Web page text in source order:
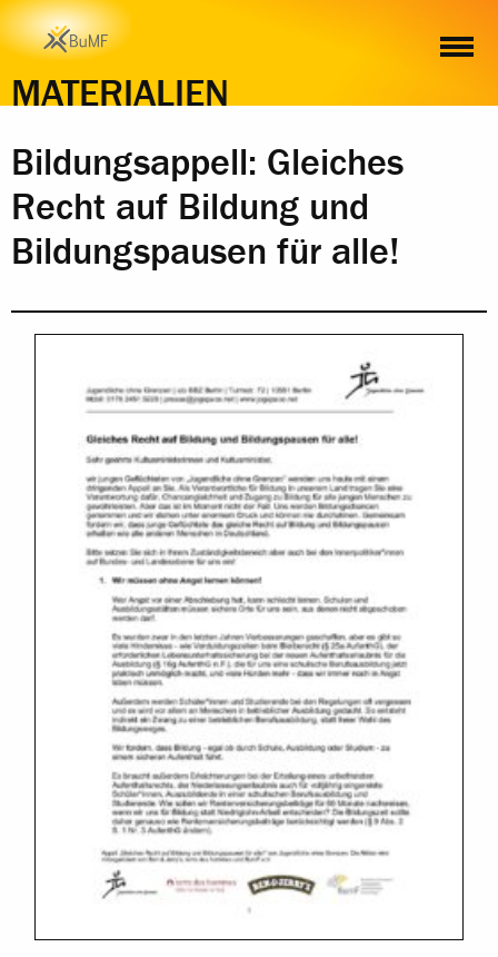
MATERIALIEN
INHALT
Bildungsappell: Gleiches
Recht auf Bildung und
Bildungspausen für alle!